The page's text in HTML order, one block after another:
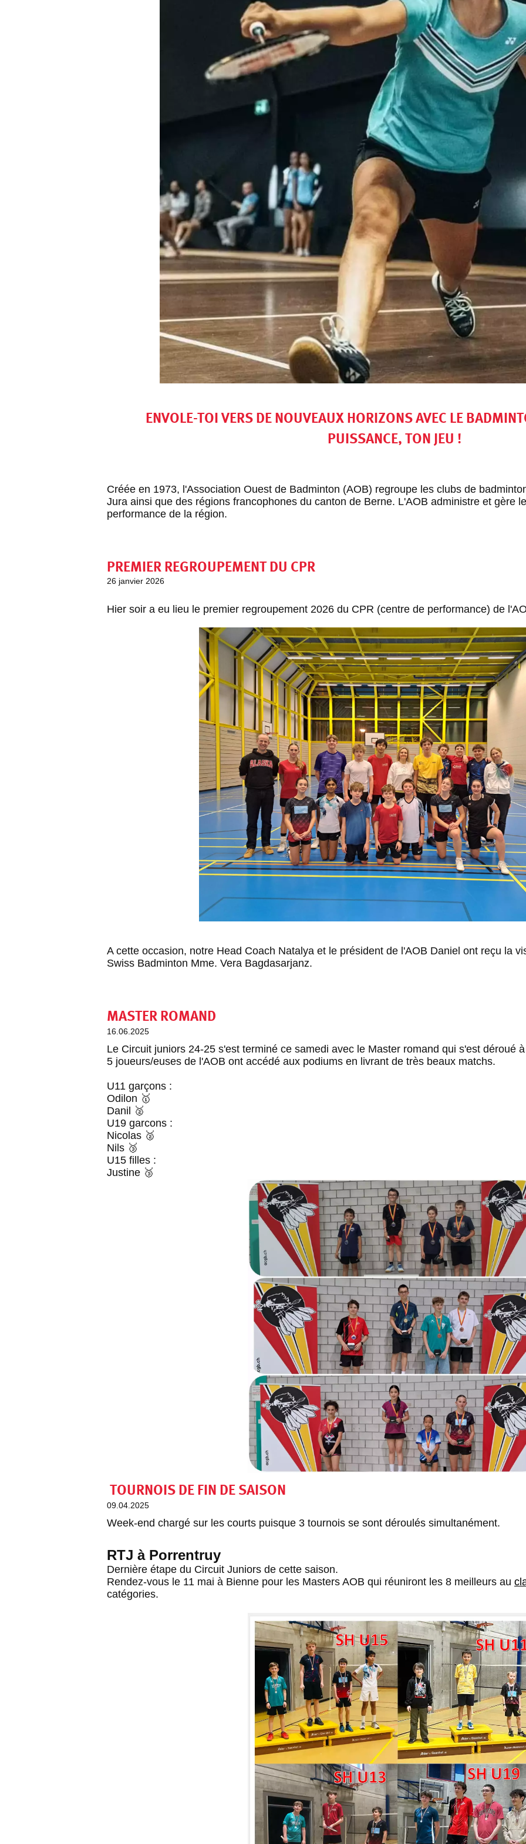
ENVOLE-TOI VERS DE NOUVEAUX HORIZONS AVEC LE
PUISSANCE, TON JEU !
Créée en 1973, l'Association Ouest de Badminton (AOB) regroupe les clubs de
Jura ainsi que des régions francophones du canton de Berne. L'AOB administre et gère
performance de la région.
PREMIER REGROUPEMENT DU CPR
26 janvier 2026
Hier soir a eu lieu le premier regroupement 2026 du CPR (centre de performance) de
A cette occasion, notre Head Coach Natalya et le président de l'AOB Daniel ont reçu la
Swiss Badminton Mme. Vera Bagdasarjanz.
MASTER ROMAND
16.06.2025
Le Circuit juniors 24-25 s'est terminé ce samedi avec le Master romand qui s'est déroué
5 joueurs/euses de l'AOB ont accédé aux podiums en livrant de très beaux matchs.
U11 garçons :
Odilon 🥇
Danil 🥈
U19 garcons :
Nicolas 🥈
Nils 🥉
U15 filles :
Justine 🥉
TOURNOIS DE FIN DE SAISON
09.04.2025
Week-end chargé sur les courts puisque 3 tournois se sont déroulés simultanément.
RTJ à Porrentruy
Dernière étape du Circuit Juniors de cette saison.
Rendez-vous le 11 mai à Bienne pour les Masters AOB qui réuniront les 8 meilleurs au
catégories.